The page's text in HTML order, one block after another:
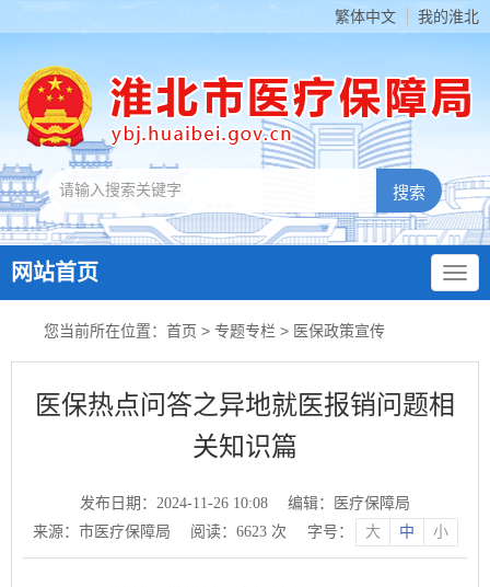
繁体中文 我的淮北
网站首页
您当前所在位置： 首页 > 专题专栏 > 医保政策宣传
医保热点问答之异地就医报销问题相
关知识篇
发布日期：2024-11-26 10:08
编辑：医疗保障局
来源：市医疗保障局
阅读： 6623次 字号： 大 中 小